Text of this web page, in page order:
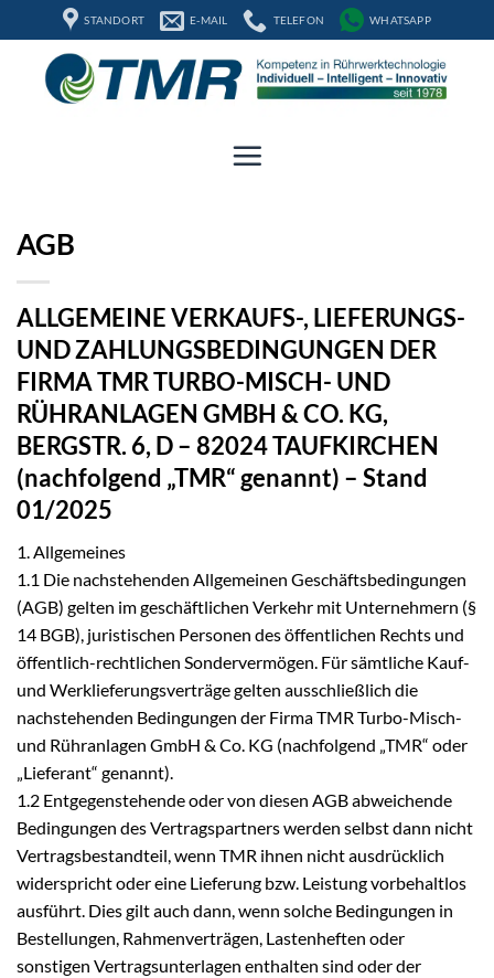
Inhalt
springen
STANDORT E-MAIL TELEFON WHATSAPP
AGB
ALLGEMEINE VERKAUFS-, LIEFERUNGS-
UND ZAHLUNGSBEDINGUNGEN DER
FIRMA TMR TURBO-MISCH- UND
RÜHRANLAGEN GMBH & CO. KG,
BERGSTR. 6, D – 82024 TAUFKIRCHEN
(nachfolgend „TMR“ genannt) – Stand
01/2025
1. Allgemeines
1.1 Die nachstehenden Allgemeinen Geschäftsbedingungen
(AGB) gelten im geschäftlichen Verkehr mit Unternehmern (§
14 BGB), juristischen Personen des öffentlichen Rechts und
öffentlich-rechtlichen Sondervermögen. Für sämtliche Kauf-
und Werklieferungsverträge gelten ausschließlich die
nachstehenden Bedingungen der Firma TMR Turbo-Misch-
und Rühranlagen GmbH & Co. KG (nachfolgend „TMR“ oder
„Lieferant“ genannt).
1.2 Entgegenstehende oder von diesen AGB abweichende
Bedingungen des Vertragspartners werden selbst dann nicht
Vertragsbestandteil, wenn TMR ihnen nicht ausdrücklich
widerspricht oder eine Lieferung bzw. Leistung vorbehaltlos
ausführt. Dies gilt auch dann, wenn solche Bedingungen in
Bestellungen, Rahmenverträgen, Lastenheften oder
sonstigen Vertragsunterlagen enthalten sind oder der